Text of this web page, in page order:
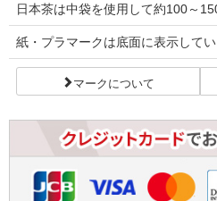
日本茶は中袋を使用して約100～
紙・プラマークは底面に表示してい
マークについて